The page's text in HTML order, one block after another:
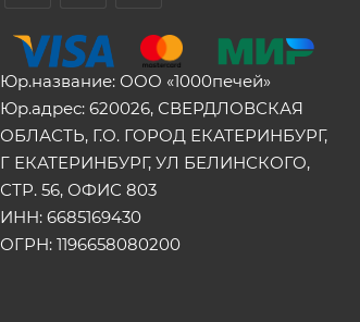
Юр.название: ООО «1000печей»
Юр.адрес: 620026, СВЕРДЛОВСКАЯ
ОБЛАСТЬ, Г.О. ГОРОД ЕКАТЕРИНБУРГ,
Г ЕКАТЕРИНБУРГ, УЛ БЕЛИНСКОГО,
СТР. 56, ОФИС 803
ИНН: 6685169430
ОГРН: 1196658080200